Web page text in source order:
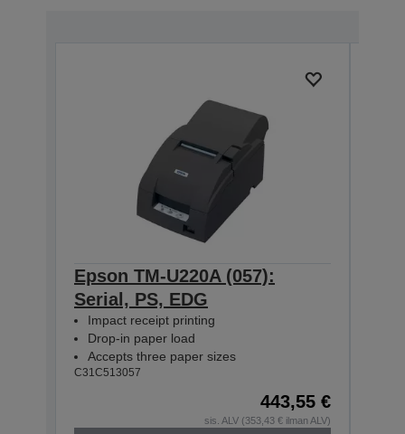
Epson TM-U220A (057):
Serial, PS, EDG
Impact receipt printing
Drop-in paper load
Accepts three paper sizes
C31C513057
443,55 €
sis. ALV (353,43 € ilman ALV)